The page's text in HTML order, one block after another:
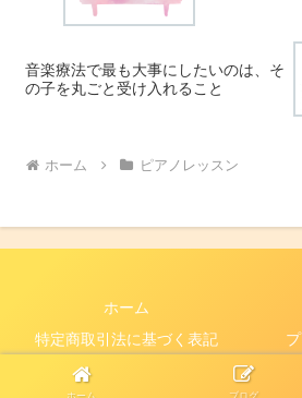
音楽療法で最も大事にしたいのは、そ
の子を丸ごと受け入れること
ホーム ピアノレッスン
ホーム
特定商取引法に基づく表記
© 音楽室ゆう.
ホーム ブログ